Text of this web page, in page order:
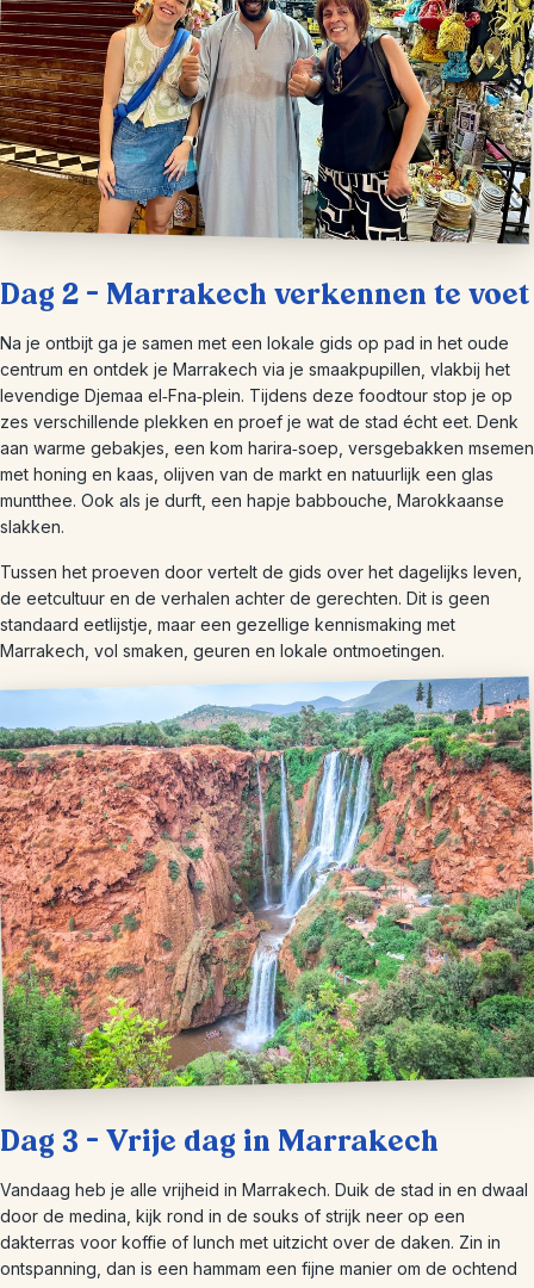
Dag 2 – Marrakech verkennen te voet
Na je ontbijt ga je samen met een lokale gids op pad in het oude
centrum en ontdek je Marrakech via je smaakpupillen, vlakbij het
levendige Djemaa el‑Fna‑plein. Tijdens deze foodtour stop je op
zes verschillende plekken en proef je wat de stad écht eet. Denk
aan warme gebakjes, een kom harira‑soep, versgebakken msemen
met honing en kaas, olijven van de markt en natuurlijk een glas
muntthee. Ook als je durft, een hapje babbouche, Marokkaanse
slakken.
Tussen het proeven door vertelt de gids over het dagelijks leven,
de eetcultuur en de verhalen achter de gerechten. Dit is geen
standaard eetlijstje, maar een gezellige kennismaking met
Marrakech, vol smaken, geuren en lokale ontmoetingen.
Dag 3 – Vrije dag in Marrakech
Vandaag heb je alle vrijheid in Marrakech. Duik de stad in en dwaal
door de medina, kijk rond in de souks of strijk neer op een
dakterras voor koffie of lunch met uitzicht over de daken. Zin in
ontspanning, dan is een hammam een fijne manier om de ochtend